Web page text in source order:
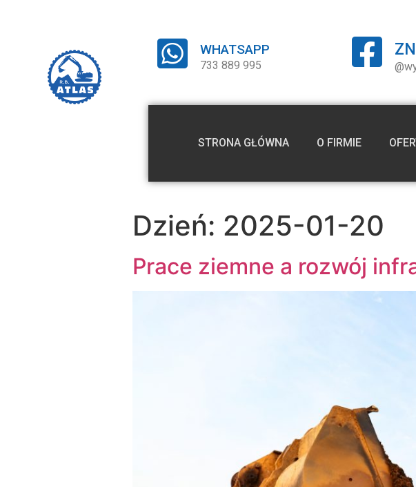
WHATSAPP
733 889 995
STRONA GŁÓWNA O FIRMIE
Dzień: 2025-01-20
Prace ziemne a rozwój